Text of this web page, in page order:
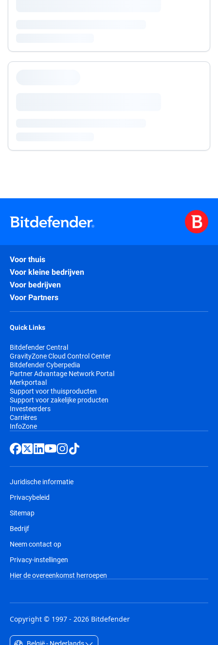
Voor thuis
Voor kleine bedrijven
Voor bedrijven
Voor Partners
Quick Links
Bitdefender Central
GravityZone Cloud Control Center
Bitdefender Cyberpedia
Partner Advantage Network Portal
Merkportaal
Support voor thuisproducten
Support voor zakelijke producten
Investeerders
Carrières
InfoZone
Juridische informatie
Privacybeleid
Sitemap
Bedrijf
Neem contact op
Privacy-instellingen
Hier de overeenkomst herroepen
Copyright © 1997 - 2026 Bitdefender